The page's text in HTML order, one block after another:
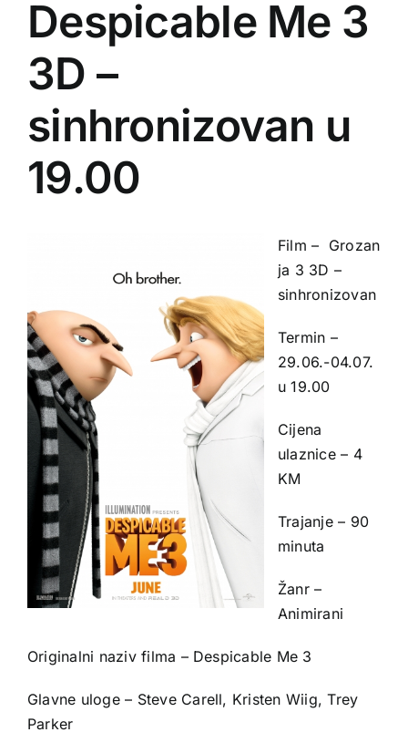
Despicable Me 3
3D –
sinhronizovan u
19.00
Film – Grozan
ja 3 3D –
sinhronizovan
Termin –
29.06.-04.07.
u 19.00
Cijena
ulaznice – 4
KM
Trajanje – 90
minuta
Žanr –
Animirani
Originalni naziv filma – Despicable Me 3
Glavne uloge – Steve Carell, Kristen Wiig, Trey
Parker